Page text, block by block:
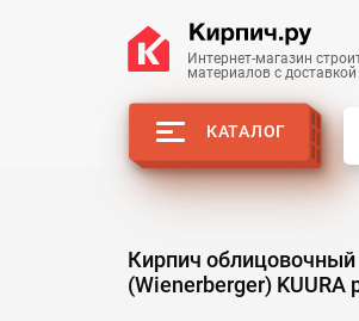
Интернет-магазин
материалов с доставкой
КАТАЛОГ
Кирпич
(Wienerberger) KUURA